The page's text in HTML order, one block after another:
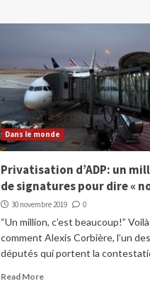
Dans le monde
Privatisation d’ADP: un
de signatures pour dire «
30 novembre 2019 0
“Un million, c’est beaucoup!” Voilà
comment Alexis Corbière, l’un des
députés qui portent la
Read More